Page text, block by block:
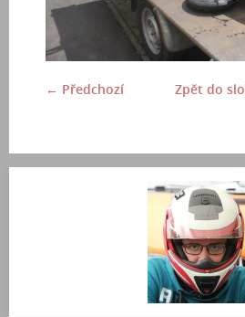
← Předchozí Zpět do